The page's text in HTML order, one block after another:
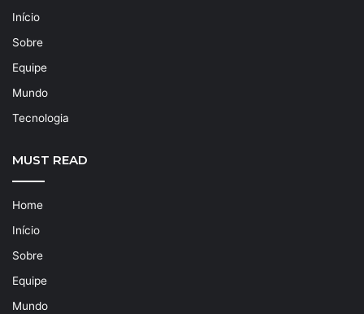
Início
Sobre
Equipe
Mundo
Tecnologia
MUST READ
Home
Início
Sobre
Equipe
Mundo